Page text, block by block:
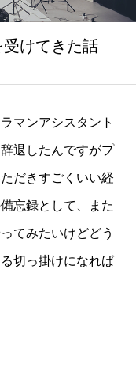
けてきた話
マンアシスタント
退したんですがプ
だきすごくいい経
忘録として、また
てみたいけどどう
切っ掛けになれば